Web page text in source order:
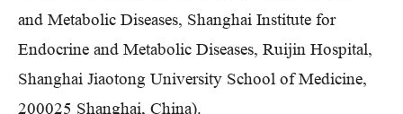
and Metabolic Diseases, Shanghai Institute for
Endocrine and Metabolic Diseases, Ruijin Hospital,
Shanghai Jiaotong University School of Medicine,
200025 Shanghai, China).